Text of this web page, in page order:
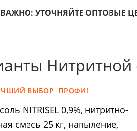
ВАЖНО: УТОЧНЯЙТЕ ОПТОВЫЕ
Нитритной
ВЫБОР. ПРОФИ!
NITRISEL 0,9%, нитритно-
смесь 25 кг, напыление,